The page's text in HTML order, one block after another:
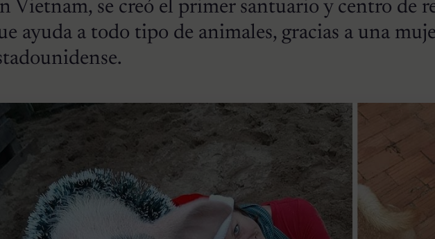
Vietnam, se creó el primer santuario y centro de
ayuda a todo tipo de animales, gracias a una